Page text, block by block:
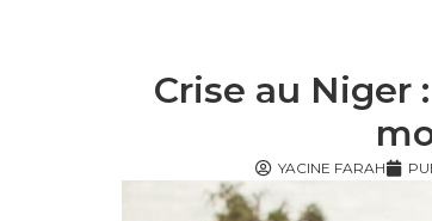
Crise au Niger
YACINE FARAH